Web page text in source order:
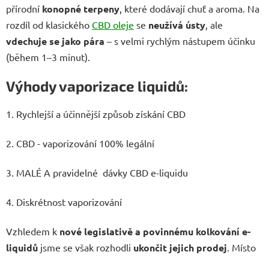
přírodní konopné terpeny, které dodávají chuť a aroma. Na
rozdíl od klasického CBD oleje se neužívá ústy, ale
vdechuje se jako pára – s velmi rychlým nástupem účinku
(během 1–3 minut).
Výhody vaporizace liquidů:
1. Rychlejší a účinnější způsob získání CBD
2. CBD - vaporizování 100% legální
3. MALÉ A pravidelné dávky CBD e-liquidu
4. Diskrétnost vaporizování
Vzhledem k nové legislativě a povinnému kolkování e-
liquidů jsme se však rozhodli ukončit jejich prodej. Místo